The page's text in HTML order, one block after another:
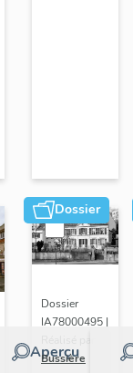
Dossier
Aperçu
Dossier
IA78000495 |
Bussière